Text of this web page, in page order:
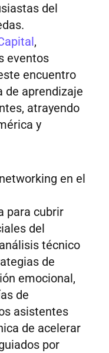
del
,
eventos
encuentro
de aprendizaje
atrayendo
y
en el
para cubrir
del
técnico
de
emocional,
de
asistentes
de acelerar
por